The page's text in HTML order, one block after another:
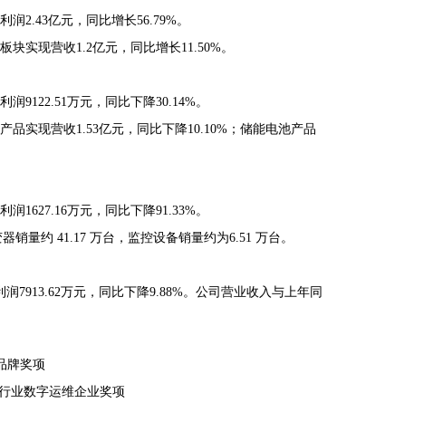
润2.43亿元，同比增长56.79%。
块实现营收1.2亿元，同比增长11.50%。
9122.51万元，同比下降30.14%。
品实现营收1.53亿元，同比下降10.10%；储能电池产品
1627.16万元，同比下降91.33%。
销量约 41.17 万台，监控设备销量约为6.51 万台。
7913.62万元，同比下降9.88%。公司营业收入与上年同
牌奖项
业数字运维企业奖项